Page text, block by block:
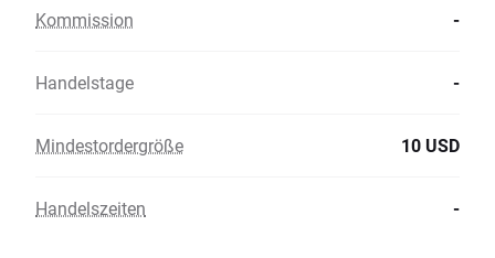
Kommission -
Handelstage -
Mindestordergröße 10 USD
Handelszeiten -